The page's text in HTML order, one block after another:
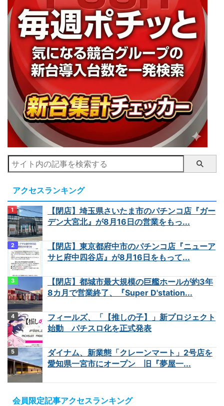
アクセスランキング
【閉店】埼玉県さいたま市のパチンコ店『ガー
デン大宮北』が8月16日の営業をもっ...
【閉店】東京都府中市のパチンコ店『ニューア
サヒ府中四谷店』が8月16日をもって...
【閉店】都城市最大規模の巨艦ホールが約3年
8カ月で営業終了、『Super D'station...
フィールズ、「【推しの子】」新プロジェクト
始動 パチスロ化を正式発表
ダイナム、新業態「クレーンマート」2号店を
愛知県一宮市にオープン 旧『夢屋一...
会員限定記事アクセスランキング